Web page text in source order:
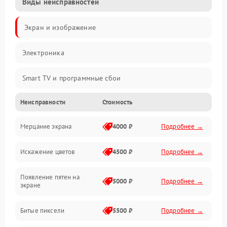
Экран и изображение
Электроника
Smart TV и программные сбои
Питание и запуск
Подсветка и LED-модули
Звук и аудиосистема
Сигнал и приём каналов
Неисправности Стоимость
Мерцание экрана 4000 ₽ Подробнее →
Искажение цветов 4500 ₽ Подробнее →
Появление пятен на
экране
5000 ₽ Подробнее →
Битые пиксели 5500 ₽ Подробнее →